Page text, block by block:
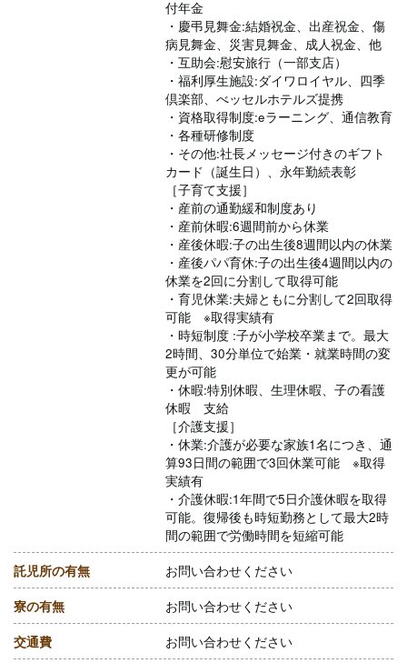
付年金
・慶弔見舞金:結婚祝金、出産祝金、傷
病見舞金、災害見舞金、成人祝金、他
・互助会:慰安旅行（一部支店）
・福利厚生施設:ダイワロイヤル、四季
倶楽部、べッセルホテルズ提携
・資格取得制度:eラーニング、通信教育
・各種研修制度
・その他:社長メッセージ付きのギフト
カード（誕生日）、永年勤続表彰
［子育て支援］
・産前の通勤緩和制度あり
・産前休暇:6週間前から休業
・産後休暇:子の出生後8週間以内の休業
・産後パパ育休:子の出生後4週間以内の
休業を2回に分割して取得可能
・育児休業:夫婦ともに分割して2回取得
可能 ※取得実績有
・時短制度 :子が小学校卒業まで。最大
2時間、30分単位で始業・就業時間の変
更が可能
・休暇:特別休暇、生理休暇、子の看護
休暇 支給
［介護支援］
・休業:介護が必要な家族1名につき、通
算93日間の範囲で3回休業可能 ※取得
実績有
・介護休暇:1年間で5日介護休暇を取得
可能。復帰後も時短勤務として最大2時
間の範囲で労働時間を短縮可能
託児所の有無 お問い合わせください
寮の有無 お問い合わせください
交通費 お問い合わせください